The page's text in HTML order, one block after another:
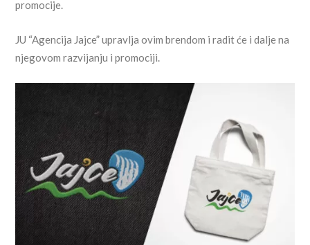
promocije.
JU “Agencija Jajce” upravlja ovim brendom i radit će i dalje na
njegovom razvijanju i promociji.